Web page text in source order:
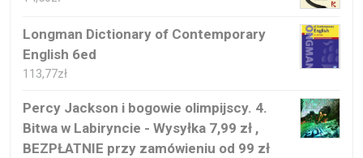
Longman Dictionary of Contemporary
English 6ed
113,77zł
Percy Jackson i bogowie olimpijscy. 4.
Bitwa w Labiryncie - Wysyłka 7,99 zł ,
BEZPŁATNIE przy zamówieniu od 99 zł